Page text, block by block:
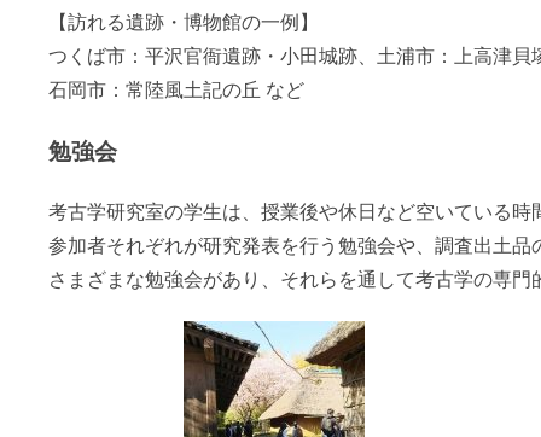
【訪れる遺跡・博物館の一例】
つくば市：平沢官衙遺跡・小田城跡、土浦市：上高津
石岡市：常陸風土記の丘 など
勉強会
考古学研究室の学生は、授業後や休日など空いている
参加者それぞれが研究発表を行う勉強会や、調査出土
さまざまな勉強会があり、それらを通して考古学の専